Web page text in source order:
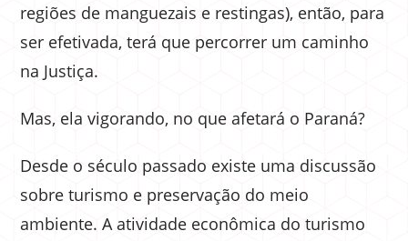
regiões de manguezais e restingas), então, para
ser efetivada, terá que percorrer um caminho
na Justiça.
Mas, ela vigorando, no que afetará o Paraná?
Desde o século passado existe uma discussão
sobre turismo e preservação do meio
ambiente. A atividade econômica do turismo